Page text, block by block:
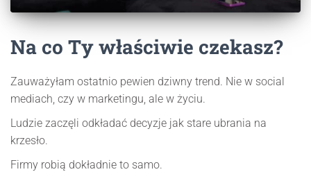
Na co Ty właściwie czekasz?
Zauważyłam ostatnio pewien dziwny trend. Nie w social
mediach, czy w marketingu, ale w życiu.
Ludzie zaczęli odkładać decyzje jak stare ubrania na
krzesło.
Firmy robią dokładnie to samo.